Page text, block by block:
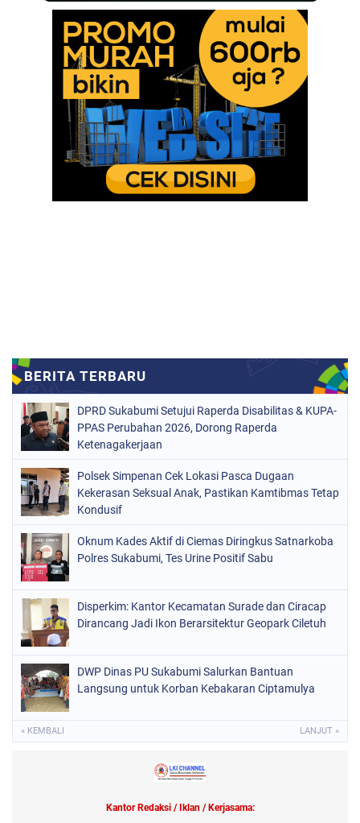
DPRD Sukabumi Setujui Raperda Disabilitas & KUPA-
PPAS Perubahan 2026, Dorong Raperda
Ketenagakerjaan
Polsek Simpenan Cek Lokasi Pasca Dugaan
Kekerasan Seksual Anak, Pastikan Kamtibmas Tetap
Kondusif
Oknum Kades Aktif di Ciemas Diringkus Satnarkoba
Polres Sukabumi, Tes Urine Positif Sabu
Disperkim: Kantor Kecamatan Surade dan Ciracap
Dirancang Jadi Ikon Berarsitektur Geopark Ciletuh
DWP Dinas PU Sukabumi Salurkan Bantuan
Langsung untuk Korban Kebakaran Ciptamulya
« KEMBALI LANJUT »
Kantor Redaksi / Iklan / Kerjasama: